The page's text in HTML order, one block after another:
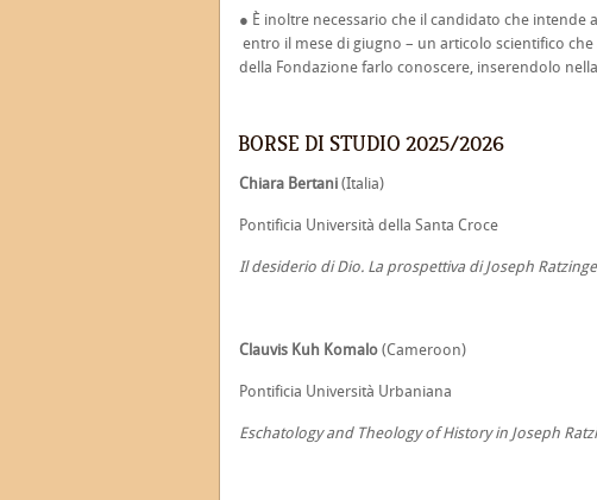
● È inoltre necessario che il candidato che intende
entro il mese di giugno – un articolo scientifico
della Fondazione farlo conoscere, inserendolo
BORSE DI STUDIO 2025/2026
Chiara Bertani (Italia)
Pontificia Università della Santa Croce
Il desiderio di Dio. La prospettiva di Joseph
Clauvis Kuh Komalo (Cameroon)
Pontificia Università Urbaniana
Eschatology and Theology of History in Joseph